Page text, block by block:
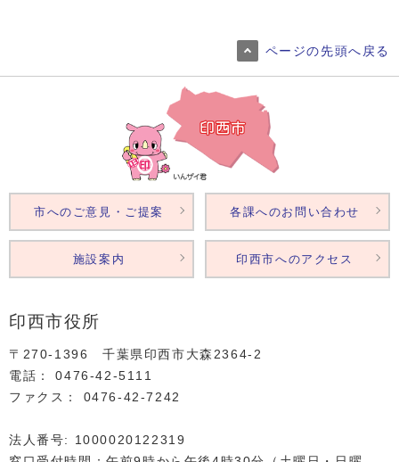
ページの先頭へ戻る
印西市役所
〒270-1396 千葉県印西市大森2364‐2
電話： 0476‐42‐5111
ファクス： 0476‐42‐7242
法人番号: 1000020122319
市へのご意見・ご提案 各課へのお問い合わせ
施設案内 印西市へのアクセス